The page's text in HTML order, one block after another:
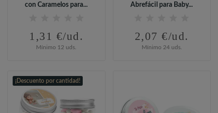
con Caramelos para...
1,31 €/ud.
Mínimo 12 uds.
Abrefácil para Baby...
2,07 €/ud.
Mínimo 24 uds.
¡Descuento por cantidad!